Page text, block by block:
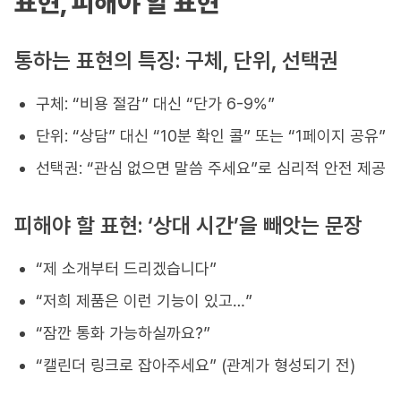
통하는 표현의 특징: 구체, 단위, 선택권
구체: “비용 절감” 대신 “단가 6-9%”
단위: “상담” 대신 “10분 확인 콜” 또는 “1페이지 공유”
선택권: “관심 없으면 말씀 주세요”로 심리적 안전 제공
피해야 할 표현: ‘상대 시간’을 빼앗는 문장
“제 소개부터 드리겠습니다”
“저희 제품은 이런 기능이 있고…”
“잠깐 통화 가능하실까요?”
“캘린더 링크로 잡아주세요” (관계가 형성되기 전)